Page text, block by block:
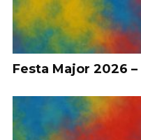
Festa Major 2026